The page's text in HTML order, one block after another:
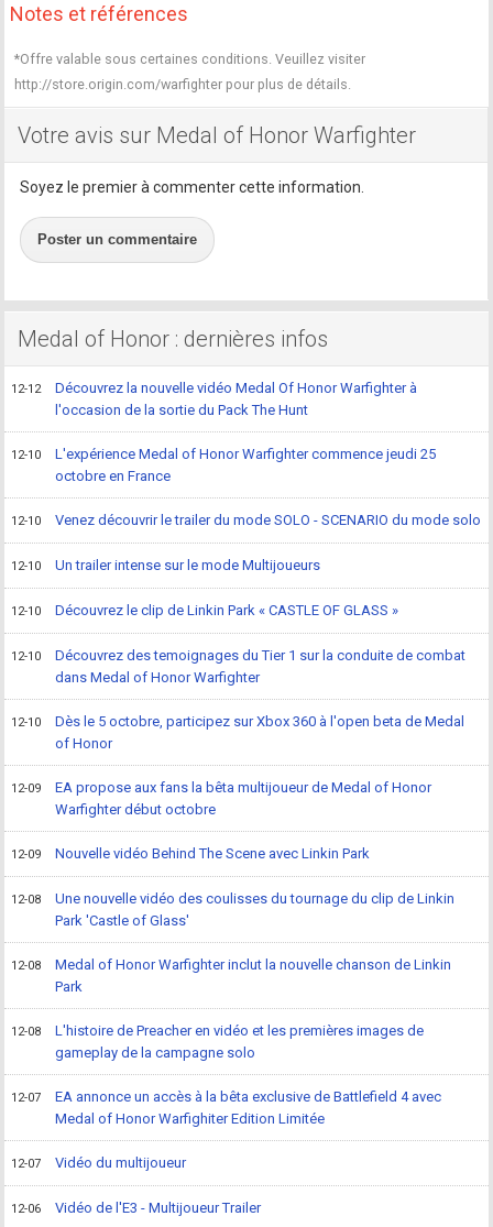
Notes et références
*Offre valable sous certaines conditions. Veuillez visiter
http://store.origin.com/warfighter pour plus de détails.
Votre avis sur Medal of Honor Warfighter
Soyez le premier à commenter cette information.
Poster un commentaire
Medal of Honor : dernières infos
12-12
Découvrez la nouvelle vidéo Medal Of Honor Warfighter à
l'occasion de la sortie du Pack The Hunt
12-10
L'expérience Medal of Honor Warfighter commence jeudi 25
octobre en France
12-10 Venez découvrir le trailer du mode SOLO - SCENARIO du mode solo
12-10 Un trailer intense sur le mode Multijoueurs
12-10 Découvrez le clip de Linkin Park « CASTLE OF GLASS »
12-10
Découvrez des temoignages du Tier 1 sur la conduite de combat
dans Medal of Honor Warfighter
12-10
Dès le 5 octobre, participez sur Xbox 360 à l'open beta de Medal
of Honor
12-09
EA propose aux fans la bêta multijoueur de Medal of Honor
Warfighter début octobre
12-09 Nouvelle vidéo Behind The Scene avec Linkin Park
12-08
Une nouvelle vidéo des coulisses du tournage du clip de Linkin
Park 'Castle of Glass'
12-08
Medal of Honor Warfighter inclut la nouvelle chanson de Linkin
Park
12-08
L'histoire de Preacher en vidéo et les premières images de
gameplay de la campagne solo
12-07
EA annonce un accès à la bêta exclusive de Battlefield 4 avec
Medal of Honor Warfighiter Edition Limitée
12-07 Vidéo du multijoueur
12-06 Vidéo de l'E3 - Multijoueur Trailer